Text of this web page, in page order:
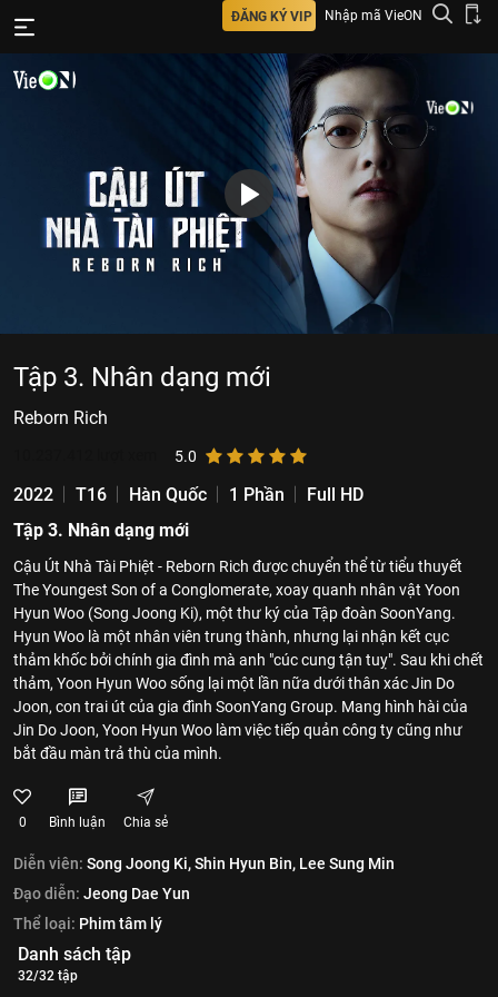
ĐĂNG KÝ VIP Nhập mã VieON
Tập 3. Nhân dạng mới
Reborn Rich
5.0
2022 T16 Hàn Quốc 1 Phần
Full HD
Tập 3. Nhân dạng mới
Cậu Út Nhà Tài Phiệt - Reborn Rich được chuyển thể từ tiểu thuyết
The Youngest Son of a Conglomerate, xoay quanh nhân vật Yoon
Hyun Woo (Song Joong Ki), một thư ký của Tập đoàn SoonYang.
Hyun Woo là một nhân viên trung thành, nhưng lại nhận kết cục
thảm khốc bởi chính gia đình mà anh "cúc cung tận tuỵ". Sau khi chết
thảm, Yoon Hyun Woo sống lại một lần nữa dưới thân xác Jin Do
Joon, con trai út của gia đình SoonYang Group. Mang hình hài của
Jin Do Joon, Yoon Hyun Woo làm việc tiếp quản công ty cũng như
bắt đầu màn trả thù của mình.
0 Bình luận Chia sẻ
Diễn viên: Song Joong Ki,Shin Hyun Bin, Lee Sung Min
Đạo diễn: Jeong Dae Yun
Thể loại: Phim tâm lý
Danh sách tập
32/32 tập